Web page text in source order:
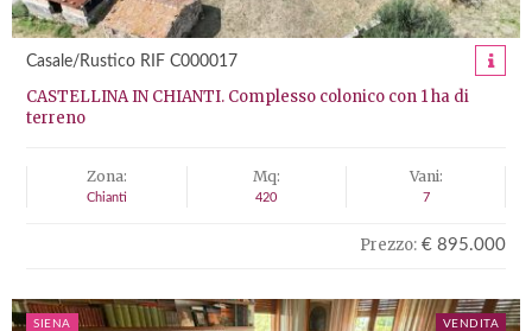
Casale/Rustico RIF C000017
CASTELLINA IN CHIANTI. Complesso colonico con 1 ha di
terreno
Zona:
Chianti
Mq:
420
Vani:
7
Prezzo: € 895.000
SIENA VENDITA